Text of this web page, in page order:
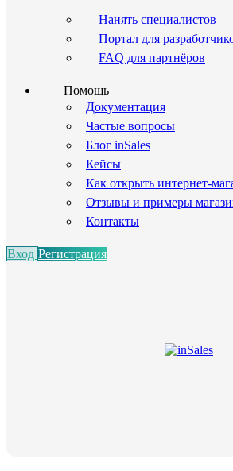
Нанять специалистов
Портал для
FAQ для партнёров
Помощь
Документация
Частые вопросы
Блог inSales
Кейсы
Как открыть интернет-
Отзывы и примеры
Контакты
Вход Регистрация